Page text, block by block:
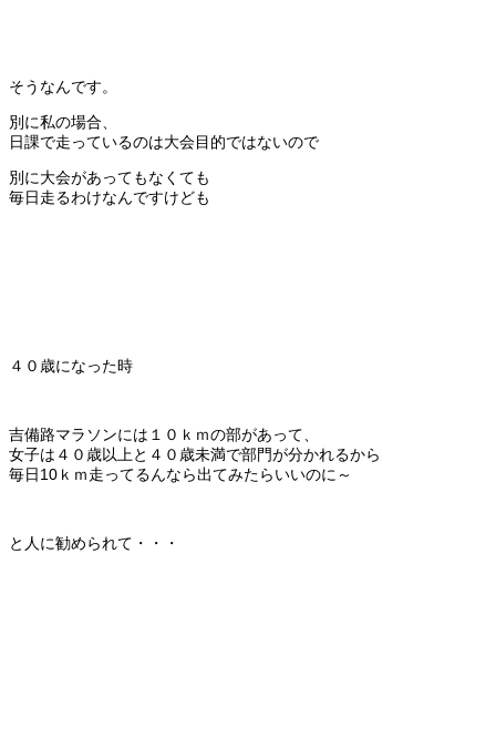
そうなんです。
別に私の場合、
日課で走っているのは大会目的ではないので
別に大会があってもなくても
毎日走るわけなんですけども
４０歳になった時
吉備路マラソンには１０ｋｍの部があって、
女子は４０歳以上と４０歳未満で部門が分かれるから
毎日10ｋｍ走ってるんなら出てみたらいいのに～
と人に勧められて・・・